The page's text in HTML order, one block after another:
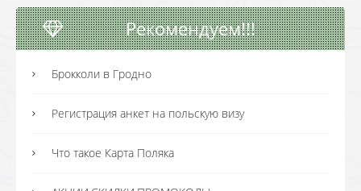
Рекомендуем!!!
Брокколи в Гродно
Регистрация анкет на польскую визу
Что такое Карта Поляка